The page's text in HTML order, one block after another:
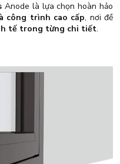
Anode là lựa chọn hoàn hảo
công trình cao cấp, nơi đề
tế trong từng chi tiết.